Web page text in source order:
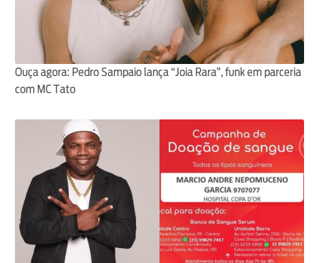
Ouça agora: Pedro Sampaio lança “Joia Rara”, funk em parceria
com MC Tato